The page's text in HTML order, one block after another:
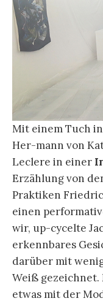
Mit einem Tuch in
Her-mann von
Leclere in einer
Erzählung von
Praktiken
einen
wir, up-cycelte
erkennbares
darüber mit
Weiß
etwas mit der